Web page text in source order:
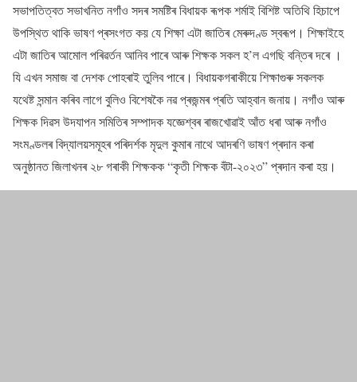
সভাপতিত্বত সভাখনিত নগাঁও সদৰ সমষ্টিৰ বিধায়ক ৰূপক শৰ্মাই বিশিষ্ট অতিথি হিচাপে
উপস্থিত থাকি ভাষণ প্ৰসংগত কয় যে শিক্ষা এটা জাতিৰ মেৰুদণ্ড স্বৰূপ। শিক্ষাইহে
এটা জাতিৰ আমোল পৰিৱৰ্তন আনিব পাৰে আৰু শিক্ষক সকল হ’ল এগছি বন্তিৰ দৰে ।
যি এখন সমাজ বা দেশক পোহৰাই তুলিব পাৰে। বিধায়কগৰাকীয়ে শিক্ষাগুৰু সকলক
যথেষ্ট সন্মান কৰিব লাগে বুলিও বিশেষকৈ নৱ প্ৰজন্মৰ প্ৰতি আহ্বান জনায়। নগাঁও আৰু
শিক্ষক দিৱস উদযাপন সমিতিৰ সম্পাদক যজ্ঞেশ্বৰ ৰাজখোৱাই আঁত ধৰা আৰু নগাঁও
সংমণ্ডলৰ বিদ্যালয়সমূহৰ পৰিদৰ্শক মৃদুল কুমাৰ নাথে আদৰণি ভাষণ প্ৰদান কৰা
অনুষ্ঠানত জিলাখনৰ ২৮ গৰাকী শিক্ষকক “কৃতী শিক্ষক বঁটা-২০২৩” প্ৰদান কৰা হয়।